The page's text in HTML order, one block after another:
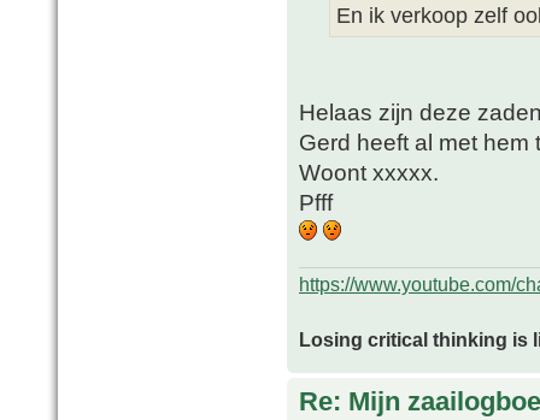
En ik verkoop zelf
Helaas zijn deze
Gerd heeft al met
Woont xxxxx.
Pfff
https://www.youtube.com/
Losing critical thinking is
Re: Mijn